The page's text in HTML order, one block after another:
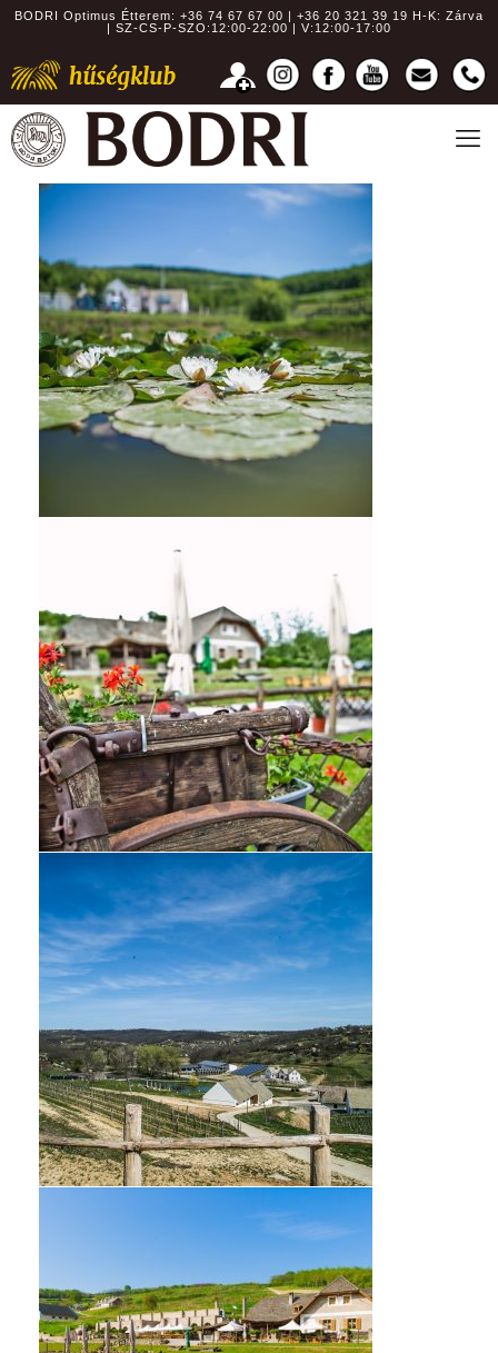
BODRI Optimus Étterem: +36 74 67 67 00 | +36 20 321 39 19 H-K: Zárva
| SZ-CS-P-SZO:12:00-22:00 | V:12:00-17:00